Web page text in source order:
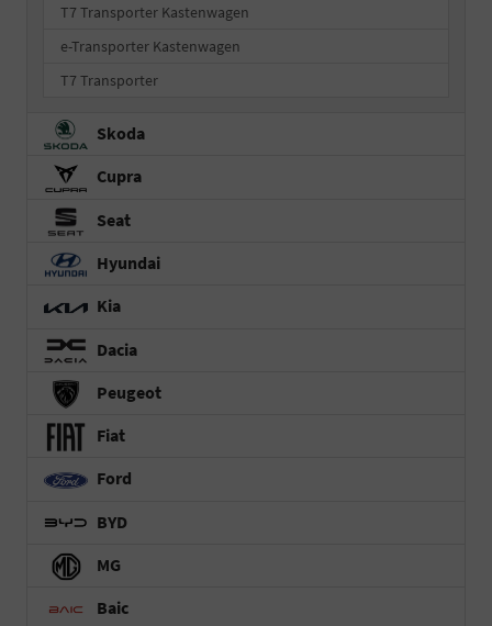
T7 Transporter Kastenwagen
e-Transporter Kastenwagen
T7 Transporter
Skoda
Cupra
Seat
Hyundai
Kia
Dacia
Peugeot
Fiat
Ford
BYD
MG
Baic